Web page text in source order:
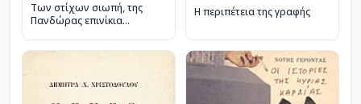
Των στίχων σιωπή, της
Πανδώρας επινίκια...
Η περιπέτεια της γραφής